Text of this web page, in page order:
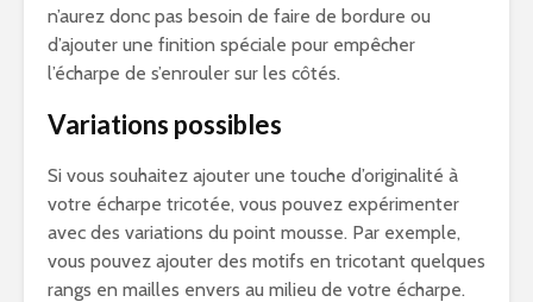
n’aurez donc pas besoin de faire de bordure ou
d’ajouter une finition spéciale pour empêcher
l’écharpe de s’enrouler sur les côtés.
Variations possibles
Si vous souhaitez ajouter une touche d’originalité à
votre écharpe tricotée, vous pouvez expérimenter
avec des variations du point mousse. Par exemple,
vous pouvez ajouter des motifs en tricotant quelques
rangs en mailles envers au milieu de votre écharpe.